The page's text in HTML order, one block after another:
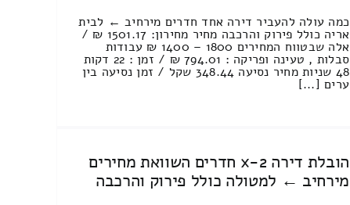
כמה עולה להעביר דירה אחד חדרים מירחיב ← לבית
אריה כולל פירוק והרכבה מחיר מחירון: 1501.17 ₪ /
אלה שבטווח המחירים 1800 – 1400 ₪ עבודות
סבלות , טעינה ופריקה : 794.01 ₪ / זמן : 22 דקות
48 שניות מחיר נסיעה 348.44 שקל / זמן נסיעה בין
ערים [...]
הובלת דירה 2-x חדרים השוואת מחירים
מירחיב ← למטולה כולל פירוק והרכבה